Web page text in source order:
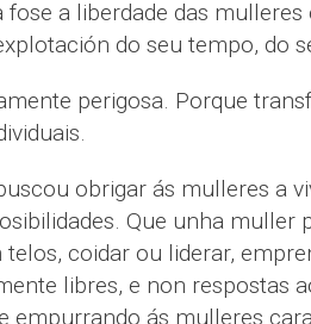
a liberdade das
do seu tempo, do
perigosa. Porque
obrigar ás mulleres a
Que unha muller
coidar ou liderar,
libres, e non respostas
empurrando ás mulleres